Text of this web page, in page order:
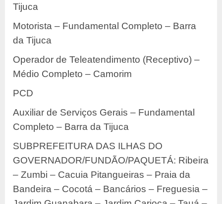
Tijuca
Motorista – Fundamental Completo – Barra
da Tijuca
Operador de Teleatendimento (Receptivo) –
Médio Completo – Camorim
PCD
Auxiliar de Serviços Gerais – Fundamental
Completo – Barra da Tijuca
SUBPREFEITURA DAS ILHAS DO
GOVERNADOR/FUNDÃO/PAQUETÁ: Ribeira
– Zumbi – Cacuia Pitangueiras – Praia da
Bandeira – Cocotá – Bancários – Freguesia –